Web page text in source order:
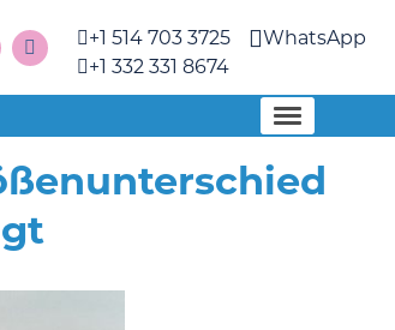
+1 514 703 3725
+1 332 331 8674
WhatsApp